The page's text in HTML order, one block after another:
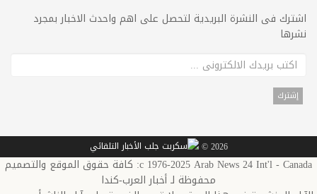
اشترك فى النشرة البريدية لتحصل على اهم واحدث الاخبار بمجرد
نشرها
2026 ©
c 1976-2025 Arab News 24 Int'l - Canada: كافة حقوق الموقع والتصميم
محفوظة لـ أخبار العرب-كندا